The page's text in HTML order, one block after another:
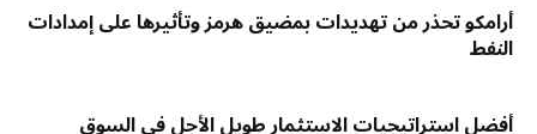
أرامكو تحذر من تهديدات بمضيق هرمز وتأثيرها على إمدادات
النفط
أفضل استراتيجيات الاستثمار طويل الأجل في السوق